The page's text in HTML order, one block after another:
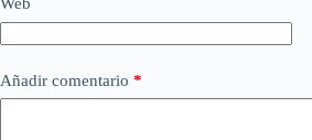
Web
Añadir comentario *